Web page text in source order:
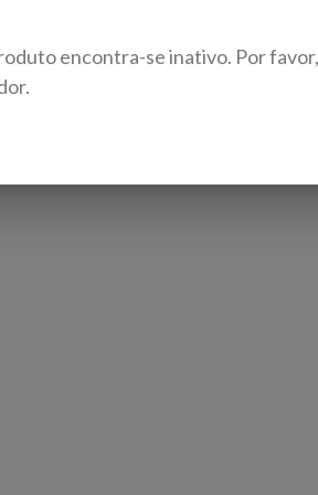
encontra-se inativo. Por